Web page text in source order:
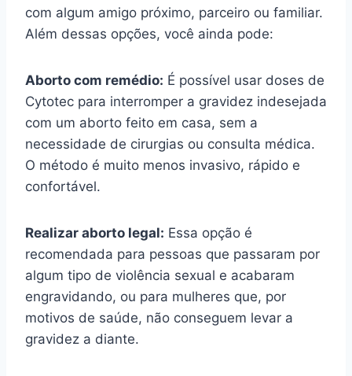
com algum amigo próximo, parceiro ou familiar.
Além dessas opções, você ainda pode:
Aborto com remédio: É possível usar doses de
Cytotec para interromper a gravidez indesejada
com um aborto feito em casa, sem a
necessidade de cirurgias ou consulta médica.
O método é muito menos invasivo, rápido e
confortável.
Realizar aborto legal: Essa opção é
recomendada para pessoas que passaram por
algum tipo de violência sexual e acabaram
engravidando, ou para mulheres que, por
motivos de saúde, não conseguem levar a
gravidez a diante.